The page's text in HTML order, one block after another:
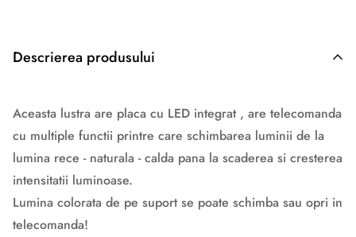
Descrierea produsului
Aceasta lustra are placa cu LED integrat , are telecomanda
cu multiple functii printre care schimbarea luminii de la
lumina rece - naturala - calda pana la scaderea si cresterea
intensitatii luminoase.
Lumina colorata de pe suport se poate schimba sau opri in
telecomanda!